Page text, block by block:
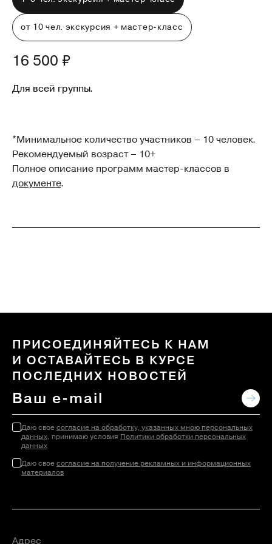
от 10 чел. экскурсия + мастер-класс
16 500 ₽
Для всей группы.
*Минимальное количество участников – 10 человек.
Рекомендуемый возраст – 10+
Полное описание программ мастер-классов в
документе.
ПРИСОЕДИНЯЙТЕСЬ К НАМ
И ОСТАВАЙТЕСЬ В КУРСЕ
ПОСЛЕДНИХ НОВОСТЕЙ
Даю своесогласие на обработку, указанных мною персональных
данных, принимаю условия Политики обработки персональных
данных
Даю своесогласие на получение рекламных и информационных
материалов
Адрес